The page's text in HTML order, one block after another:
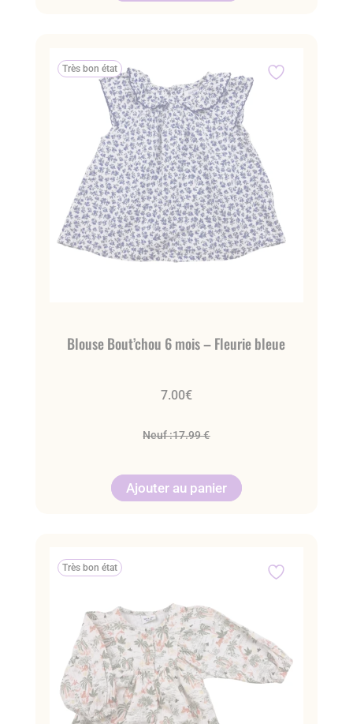
Très bon état
Blouse Bout’chou 6 mois – Fleurie bleue
7.00€
Neuf :17.99 €
Ajouter au panier
Très bon état